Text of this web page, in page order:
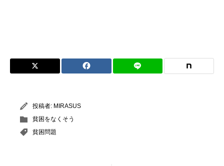
投稿者: MIRASUS
貧困をなくそう
貧困問題